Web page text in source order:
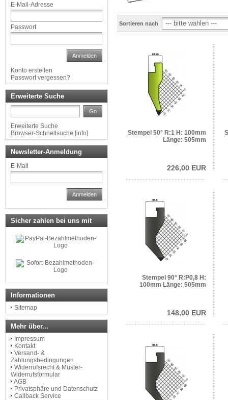
Sortieren nach
Stempel 50° R:1 H: 100mm
Länge: 505mm
226,00 EUR
Stempel 90° R:P0,8 H:
100mm Länge: 505mm
148,00 EUR
E-Mail-Adresse
Passwort
Anmelden
Konto erstellen
Passwort vergessen?
Erweiterte Suche
Go
Erweiterte Suche
Browser-Schnellsuche [info]
Newsletter-Anmeldung
E-Mail
Anmelden
Sicher zahlen bei uns mit
Informationen
Sitemap
Mehr über...
Impressum
Kontakt
Versand- &
Zahlungsbedingungen
Widerrufsrecht & Muster-
Widerrufsformular
AGB
Privatsphäre und Datenschutz
Callback Service